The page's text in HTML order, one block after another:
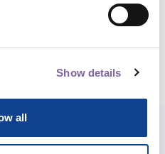
Show details
all
i percorsi